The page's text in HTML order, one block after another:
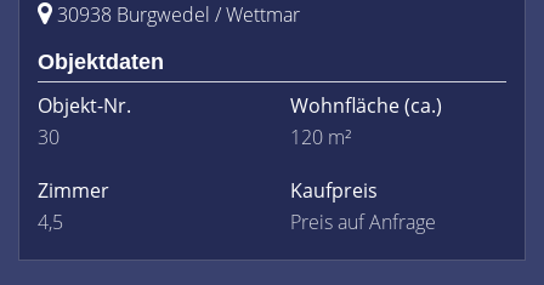
30938 Burgwedel / Wettmar
Objektdaten
Objekt-Nr.
30
Wohnfläche(ca.)
120 m²
Zimmer
4,5
Kaufpreis
Preis auf Anfrage